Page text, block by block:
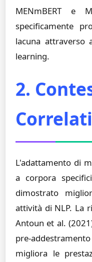
MENmBERT e
specificamente
lacuna attraverso
learning.
2.
Correlati
L'adattamento di
a corpora
dimostrato
attività di NLP. La
Antoun et al.
pre-
migliora le